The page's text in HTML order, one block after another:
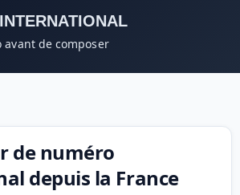
de composer
de numéro
depuis la France